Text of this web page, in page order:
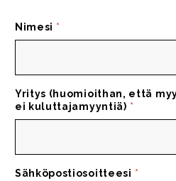
Nimesi *
Yritys (huomioithan, että
ei kuluttajamyyntiä) *
Sähköpostiosoitteesi *